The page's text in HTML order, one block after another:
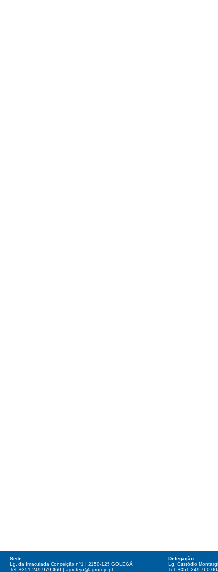
Sede
Lg. da Imaculada Conceição nº1 | 2150-125 GOLEGÃ
Tel: +351 249 979 060 | agrotejo@agrotejo.pt
Delegação
Lg. Custódio
Tel: +351 249 760